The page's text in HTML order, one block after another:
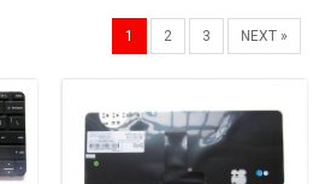
1 2 3 NEXT »